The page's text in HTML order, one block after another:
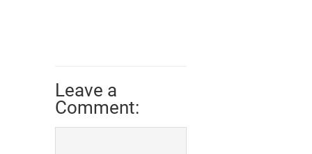
Leave a
Comment: